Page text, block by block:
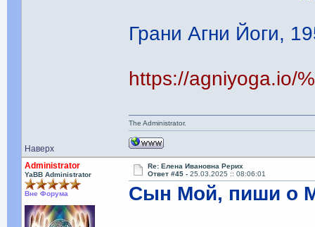
Грани Агни Йоги,
https://agniyoga.io/
Наверх
The Administrator.
Administrator
YaBB Administrator
Вне Форума
Re: Елена Ивановна Рерих
Ответ #45 -25.03.2025 :: 08:06:01
Сын Мой, пиши о